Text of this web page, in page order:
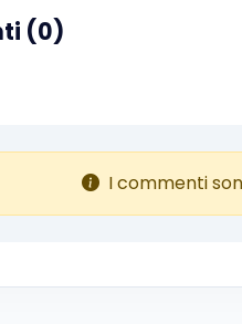
(0)
I commenti